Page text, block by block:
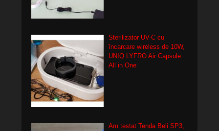
Sterilizator UV-C cu
încarcare wireless de 10W,
UNIQ LYFRO Air Capsule
All in One
Am testat Tenda Beli SP3,